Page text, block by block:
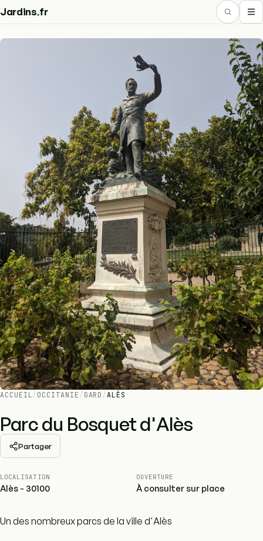
Jardins.fr
ACCUEIL/ OCCITANIE / GARD /ALÈS
Parc du Bosquet d'Alès
Partager
LOCALISATION
Alès - 30100
OUVERTURE
À consulter sur place
Un des nombreux parcs de la ville d'Alès